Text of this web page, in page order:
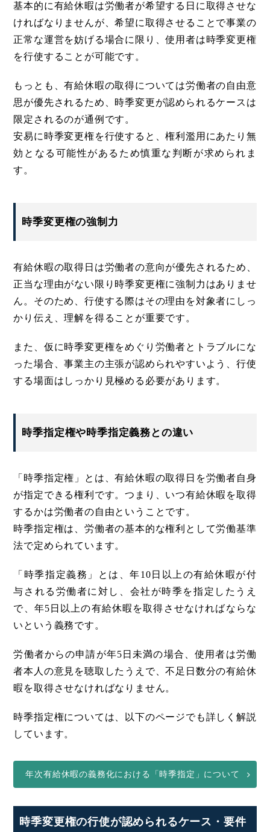
基本的に有給休暇は労働者が希望する日に取得させな
ければなりませんが、希望に取得させることで事業の
正常な運営を妨げる場合に限り、使用者は時季変更権
を行使することが可能です。
もっとも、有給休暇の取得については労働者の自由意
思が優先されるため、時季変更が認められるケースは
限定されるのが通例です。
安易に時季変更権を行使すると、権利濫用にあたり無
効となる可能性があるため慎重な判断が求められま
す。
時季変更権の強制力
有給休暇の取得日は労働者の意向が優先されるため、
正当な理由がない限り時季変更権に強制力はありませ
ん。そのため、行使する際はその理由を対象者にしっ
かり伝え、理解を得ることが重要です。
また、仮に時季変更権をめぐり労働者とトラブルにな
った場合、事業主の主張が認められやすいよう、行使
する場面はしっかり見極める必要があります。
時季指定権や時季指定義務との違い
「時季指定権」とは、有給休暇の取得日を労働者自身
が指定できる権利です。つまり、いつ有給休暇を取得
するかは労働者の自由ということです。
時季指定権は、労働者の基本的な権利として労働基準
法で定められています。
「時季指定義務」とは、年10日以上の有給休暇が付
与される労働者に対し、会社が時季を指定したうえ
で、年5日以上の有給休暇を取得させなければならな
いという義務です。
労働者からの申請が年5日未満の場合、使用者は労働
者本人の意見を聴取したうえで、不足日数分の有給休
暇を取得させなければなりません。
時季指定権については、以下のページでも詳しく解説
しています。
年次有給休暇の義務化における「時季指定」について
時季変更権の行使が認められるケース・要件